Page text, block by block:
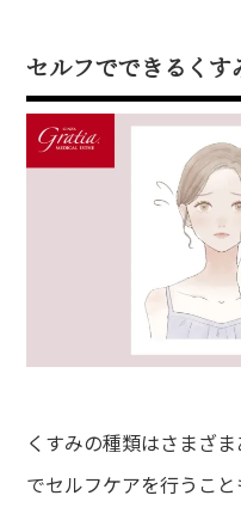
セルフでできるくす
くすみの種類はさまざ
でセルフケアを行うこと